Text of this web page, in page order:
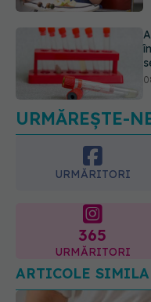
URMĂREȘTE-
URMĂRITORI
365
URMĂRITORI
ARTICOLE